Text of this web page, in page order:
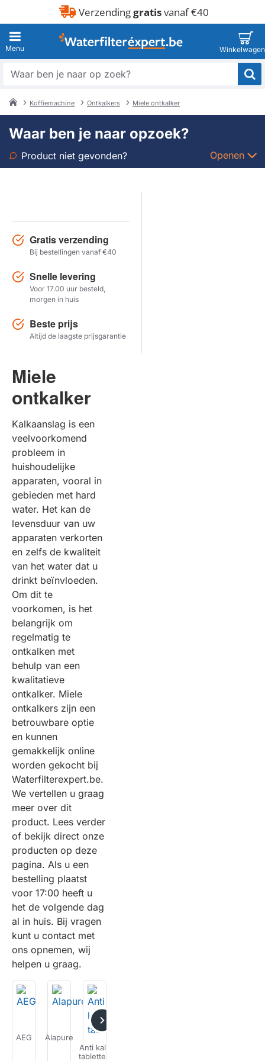
Verzendinggratisvanaf €40
Waar
zoek?
Koffiemachine Ontkalkers Miele ontkalker
Waar ben je naar opzoek?
Product niet gevonden? Openen
Model
Herstel zoekopdracht
Gratis verzending
Bij bestellingen vanaf €40
Snelle levering
Voor 17.00 uur besteld,
morgen in huis
Beste prijs
Altijd de laagste prijsgarantie
Miele
ontkalker
Kalkaanslag is een
veelvoorkomend
probleem in
huishoudelijke
apparaten, vooral in
gebieden met hard
water. Het kan de
levensduur van uw
apparaten verkorten
en zelfs de kwaliteit
van het water dat u
drinkt beïnvloeden.
Om dit te
voorkomen, is het
belangrijk om
regelmatig te
ontkalken met
behulp van een
kwalitatieve
ontkalker. Miele
ontkalkers zijn een
betrouwbare optie
en kunnen
gemakkelijk online
worden gekocht bij
Waterfilterexpert.be.
We vertellen u graag
meer over dit
product. Lees verder
of bekijk direct onze
producten op deze
pagina. Als u een
bestelling plaatst
voor 17:00 heeft u
het de volgende dag
al in huis. Bij vragen
kunt u contact met
ons opnemen, wij
helpen u graag.
AEG
Alapure
Anti kalk
tabletten